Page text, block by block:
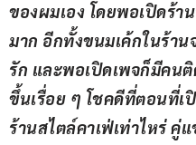
ของผมเอง โดยพอเปิดร้
มาก อีกทั้งขนมเค้กในร้า
รัก และพอเปิดเพจก็มีคน
ขึ้นเรื่อย ๆ โชคดีที่ตอนที่เ
ร้านสไตล์คาเฟ่เท่าไหร่ คู่แ